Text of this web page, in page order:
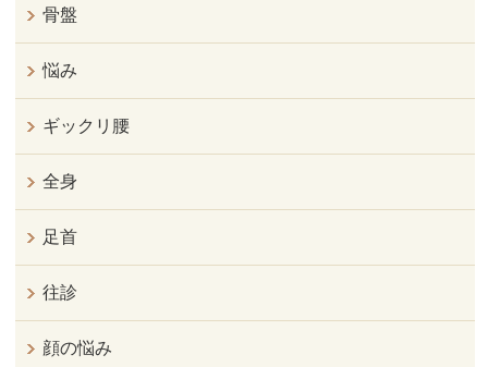
骨盤
悩み
ギックリ腰
全身
足首
往診
顔の悩み